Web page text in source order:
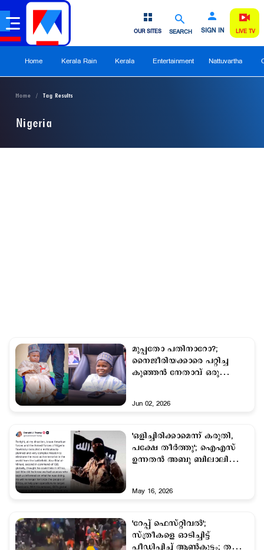
SEARCH SIGN IN
OUR SITES LIVE TV
Home Kerala Rain Kerala Entertainment Nattuvartha
Home Tag Results
Nigeria
മുപ്പതോ പതിനാറോ?;
നൈജീരിയക്കാരെ പറ്റിച്ച
കുഞ്ഞന്‍ നേതാവ് ഒരു
Jun 02, 2026
'ഒളിച്ചിരിക്കാമെന്ന് കരുതി,
പക്ഷേ തീര്‍ത്തു'; ഐഎസ്
ഉന്നതന്‍ അബു ബിലാലിനെ
May 16, 2026
'റേപ്പ് ഫെസ്റ്റിവല്‍';
സ്ത്രീകളെ ഓടിച്ചിട്ട്
പീഡിപ്പിച്ച് ആണ്‍കൂട്ടം; തല